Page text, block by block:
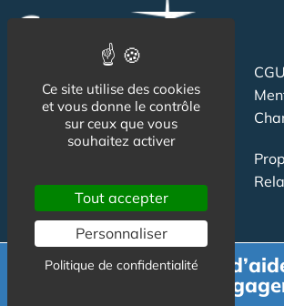
CGU
Newsletter
Publicité
Demande de devis
gratuit et sans
Ce site utilise des cookies
et vous donne le contrôle
sur ceux que vous
souhaitez activer
Tout accepter
Personnaliser
Politique de confidentialité